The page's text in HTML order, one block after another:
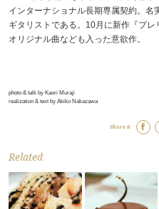
インターナショナル長期専属契約。名
ギタリストである。10月に新作『プ
オリジナル曲なども入った意欲作。
photo & talk by Kaori Muraji
realization & text by Akiko Nakazawa
Share it
Related